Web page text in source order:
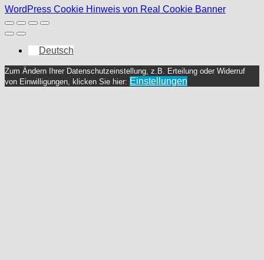
WordPress Cookie Hinweis von Real Cookie Banner
Deutsch
Zum Ändern Ihrer Datenschutzeinstellung, z.B. Erteilung oder Widerruf
von Einwilligungen, klicken Sie hier: Einstellungen